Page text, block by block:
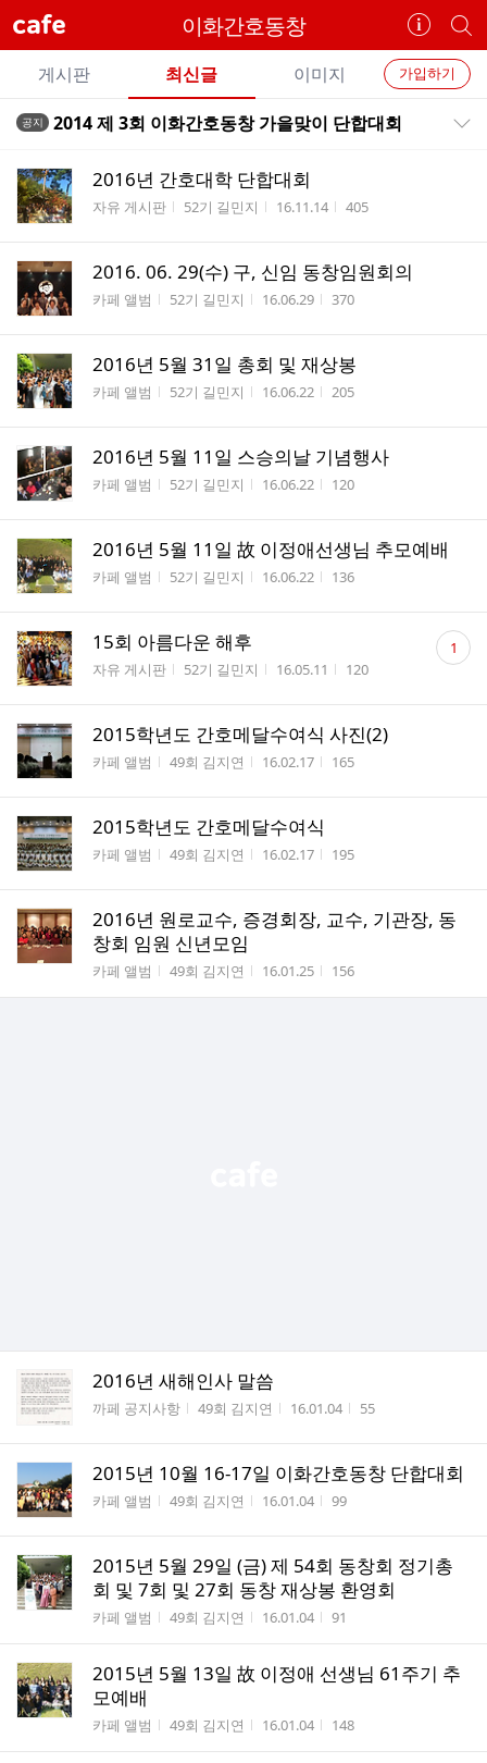
cafe 이화간호동창
카
페
정
보
개
별
카
페
검
카
페
메
뉴
가입하기
게시판 최신글 이미지
전
글
트
공지 2014 제 3회 이화간호동창 가을맞이 단합대회
2016년 간호대학 단합대회
게시판명
자유 게시판 작성자
52기 길민지 작성시간
16.11.14 조회수
405
2016. 06. 29(수) 구, 신임 동창임원회의
게시판명
카페 앨범 작성자
52기 길민지 작성시간
16.06.29 조회수
370
2016년 5월 31일 총회 및 재상봉
게시판명
카페 앨범 작성자
52기 길민지 작성시간
16.06.22 조회수
205
2016년 5월 11일 스승의날 기념행사
게시판명
카페 앨범 작성자
52기 길민지 작성시간
16.06.22 조회수
120
2016년 5월 11일 故 이정애선생님 추모예배
게시판명
카페 앨범 작성자
52기 길민지 작성시간
16.06.22 조회수
136
15회 아름다운 해후
게시판명
자유 게시판 작성자
52기 길민지 작성시간
16.05.11 조회수
120
댓
글 1
2015학년도 간호메달수여식 사진(2)
게시판명
카페 앨범 작성자
49회 김지연 작성시간
16.02.17 조회수
165
2015학년도 간호메달수여식
게시판명
카페 앨범 작성자
49회 김지연 작성시간
16.02.17 조회수
195
2016년 원로교수, 증경회장, 교수, 기관장, 동
창회 임원 신년모임
게시판명
카페 앨범 작성자
49회 김지연 작성시간
16.01.25 조회수
156
2016년 새해인사 말씀
게시판명
까페 공지사항 작성자
49회 김지연 작성시간
16.01.04 조회수
55
2015년 10월 16-17일 이화간호동창 단합대회
게시판명
카페 앨범 작성자
49회 김지연 작성시간
16.01.04 조회수
99
2015년 5월 29일 (금) 제 54회 동창회 정기총
회 및 7회 및 27회 동창 재상봉 환영회
게시판명
카페 앨범 작성자
49회 김지연 작성시간
16.01.04 조회수
91
2015년 5월 13일 故 이정애 선생님 61주기 추
모예배
게시판명
카페 앨범 작성자
49회 김지연 작성시간
16.01.04 조회수
148